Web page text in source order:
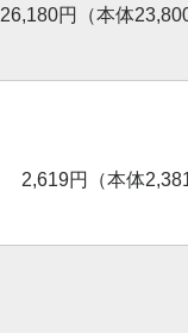
26,180円（本体
2,619円（本体